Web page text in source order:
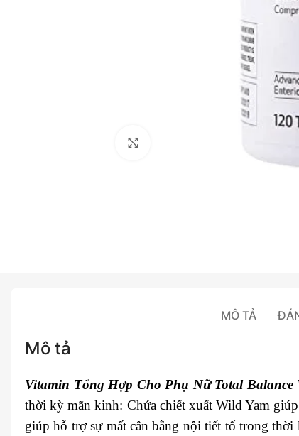
MÔ TẢ
Mô tả
Vitamin Tổng Hợp Cho Phụ Nữ Total Balance
thời kỳ mãn kinh: Chứa chiết xuất Wild Yam
giúp hỗ trợ sự mất cân bằng nội tiết tố trong